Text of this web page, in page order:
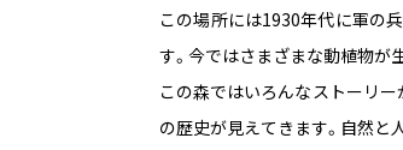
この場所には1930年代に軍の
す。今ではさまざまな動植物が
この森ではいろんなストーリー
の歴史が見えてきます。自然と